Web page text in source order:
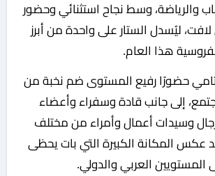
والرياضة، وسط نجاح استثنائي وحضور
ليُسدل الستار على واحدة من أبرز
هذا العام.
حضورًا رفيع المستوى ضم نخبة من
إلى جانب قادة وسفراء وأعضاء
وسيدات أعمال وأمراء من مختلف
عكس المكانة الكبيرة التي بات يحظى
المستويين العربي والدولي.